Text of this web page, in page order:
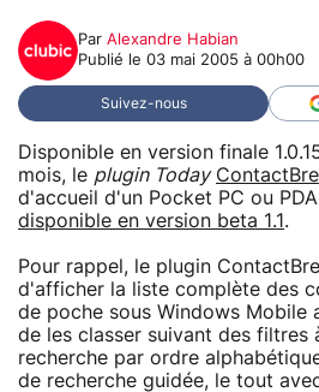
Par Alexandre Habian
Publié le 03 mai 2005 à 00h00
Suivez-nous
Disponible en version finale
mois, le plugin Today
d'accueil d'un Pocket PC ou
disponible en version beta 1.1 .
Pour rappel, le plugin
d'afficher la liste complète des
de poche sous Windows Mobile
de les classer suivant des filtres
recherche par ordre
de recherche guidée, le tout